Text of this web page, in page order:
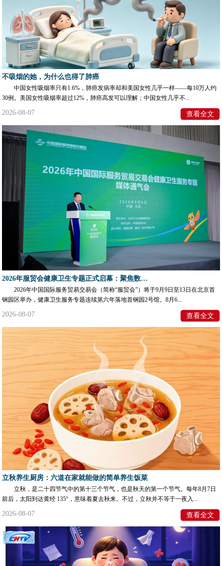
不吸烟的她，为什么也得了肺癌
中国女性吸烟率只有1.6%，肺癌发病率却和美国女性几乎一样——每10万人约
30例。美国女性吸烟率超过12%，肺癌高发可以理解；中国女性几乎不...
2026-08-07 查看全文
2026年服贸会健康卫生专题正式启幕：聚焦数智医疗、中医药创新与肿瘤综合防治
2026年中国国际服务贸易交易会（简称“服贸会”）将于9月9日至13日在北京首
钢园区举办，健康卫生服务专题连续第六年落地首钢园2号馆。8月6...
2026-08-07 查看全文
立秋养生厨房：六道在家就能做的简单养生饭菜
立秋，是二十四节气中的第十三个节气，也是秋天的第一个节气。每年8月7日
前后，太阳到达黄经 135°，意味着夏去秋来。不过，立秋并不等于一夜入...
2026-08-07 查看全文